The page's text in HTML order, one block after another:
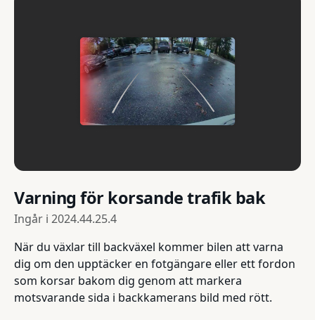
Varning för korsande trafik bak
Ingår i 2024.44.25.4
När du växlar till backväxel kommer bilen att varna
dig om den upptäcker en fotgängare eller ett fordon
som korsar bakom dig genom att markera
motsvarande sida i backkamerans bild med rött.